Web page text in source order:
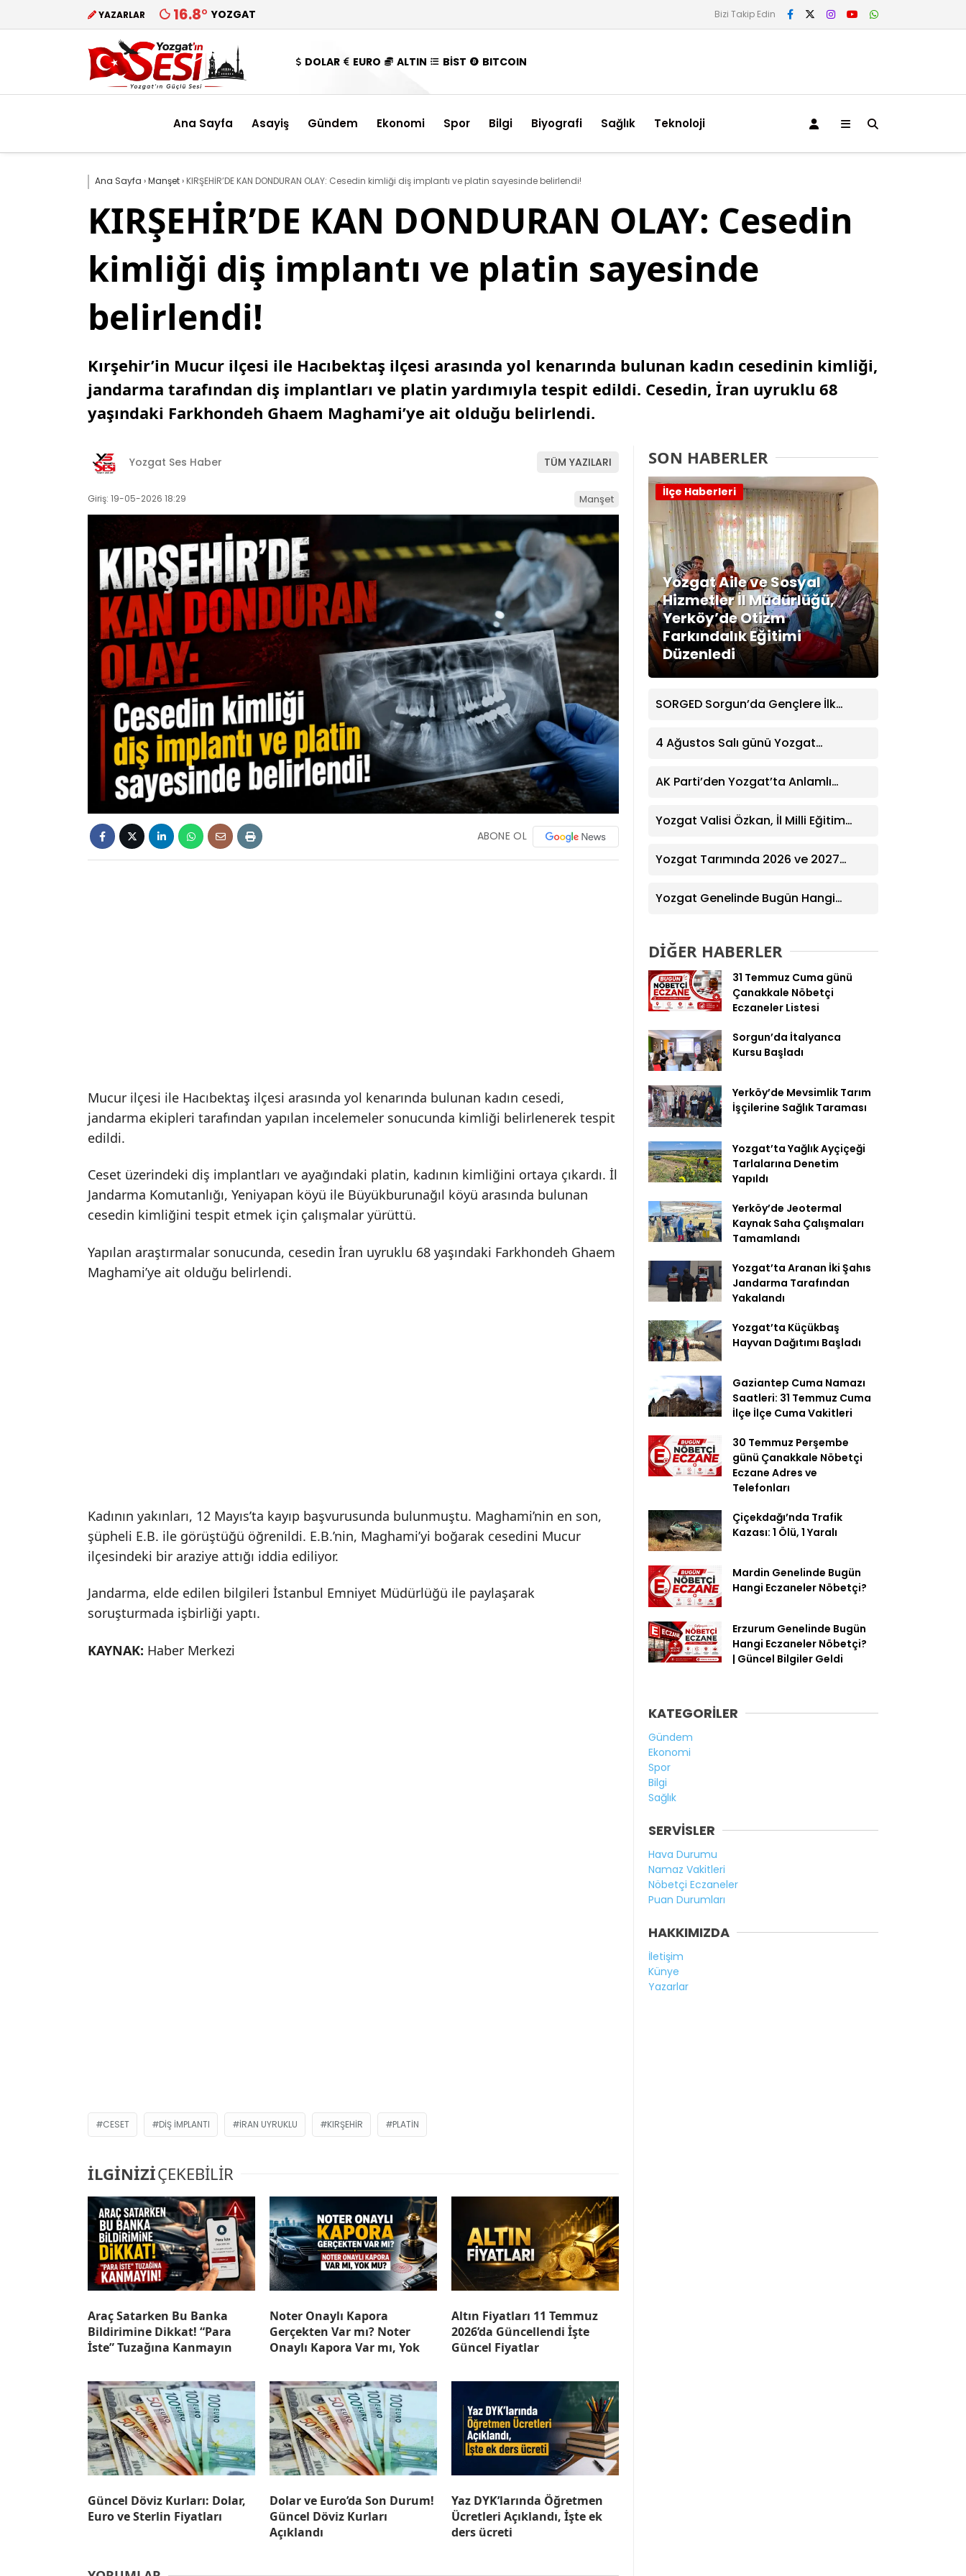
YAZARLAR 16.8° YOZGAT Bizi Takip Edin
DOLAR EURO ALTIN BİST BITCOIN
Ana Sayfa Asayiş Gündem Ekonomi Spor Bilgi Biyografi Sağlık Teknoloji
Ana Sayfa ›Manşet› KIRŞEHİR’DE KAN DONDURAN OLAY: Cesedin kimliği diş implantı ve platin sayesinde belirlendi!
KIRŞEHİR’DE KAN DONDURAN OLAY: Cesedin
kimliği diş implantı ve platin sayesinde
belirlendi!
Kırşehir’in Mucur ilçesi ile Hacıbektaş ilçesi arasında yol kenarında bulunan kadın cesedinin kimliği,
jandarma tarafından diş implantları ve platin yardımıyla tespit edildi. Cesedin, İran uyruklu 68
yaşındaki Farkhondeh Ghaem Maghami’ye ait olduğu belirlendi.
Yozgat Ses Haber TÜM YAZILARI
Giriş: 19-05-2026 18:29 Manşet
ABONE OL
Mucur ilçesi ile Hacıbektaş ilçesi arasında yol kenarında bulunan kadın cesedi,
jandarma ekipleri tarafından yapılan incelemeler sonucunda kimliği belirlenerek tespit
edildi.
Ceset üzerindeki diş implantları ve ayağındaki platin, kadının kimliğini ortaya çıkardı. İl
Jandarma Komutanlığı, Yeniyapan köyü ile Büyükburunağıl köyü arasında bulunan
cesedin kimliğini tespit etmek için çalışmalar yürüttü.
Yapılan araştırmalar sonucunda, cesedin İran uyruklu 68 yaşındaki Farkhondeh Ghaem
Maghami’ye ait olduğu belirlendi.
Kadının yakınları, 12 Mayıs’ta kayıp başvurusunda bulunmuştu. Maghami’nin en son,
şüpheli E.B. ile görüştüğü öğrenildi. E.B.’nin, Maghami’yi boğarak cesedini Mucur
ilçesindeki bir araziye attığı iddia ediliyor.
Jandarma, elde edilen bilgileri İstanbul Emniyet Müdürlüğü ile paylaşarak
soruşturmada işbirliği yaptı.
KAYNAK: Haber Merkezi
CESET DIŞ IMPLANTI İRAN UYRUKLU KIRŞEHIR PLATIN
İLGİNİZİÇEKEBİLİR
Araç Satarken Bu Banka
Bildirimine Dikkat! “Para
İste” Tuzağına Kanmayın
Noter Onaylı Kapora
Gerçekten Var mı? Noter
Onaylı Kapora Var mı, Yok
Altın Fiyatları 11 Temmuz
2026’da Güncellendi İşte
Güncel Fiyatlar
Güncel Döviz Kurları: Dolar,
Euro ve Sterlin Fiyatları
Dolar ve Euro’da Son Durum!
Güncel Döviz Kurları
Açıklandı
Yaz DYK’larında Öğretmen
Ücretleri Açıklandı, İşte ek
ders ücreti
SON HABERLER
Yozgat Aile ve Sosyal
Hizmetler İl Müdürlüğü,
Yerköy’de Otizm
Farkındalık Eğitimi
Düzenledi
İlçe Haberleri
SORGED Sorgun’da Gençlere İlk
4 Ağustos Salı günü Yozgat
Eczane
AK Parti’den Yozgat’ta Anlamlı
Dernek Üyeleriyle Buluştu
Yozgat Valisi Özkan, İl Milli Eğitim
Yozgat Tarımında 2026 ve 2027
Yozgat Genelinde Bugün Hangi
DİĞER HABERLER
31 Temmuz Cuma günü
Çanakkale Nöbetçi
Eczaneler Listesi
Sorgun’da İtalyanca
Kursu Başladı
Yerköy’de Mevsimlik Tarım
İşçilerine Sağlık Taraması
Yozgat’ta Yağlık Ayçiçeği
Tarlalarına Denetim
Yapıldı
Yerköy’de Jeotermal
Kaynak Saha Çalışmaları
Tamamlandı
Yozgat’ta Aranan İki Şahıs
Jandarma Tarafından
Yakalandı
Yozgat’ta Küçükbaş
Hayvan Dağıtımı Başladı
Gaziantep Cuma Namazı
Saatleri: 31 Temmuz Cuma
İlçe İlçe Cuma Vakitleri
30 Temmuz Perşembe
günü Çanakkale Nöbetçi
Eczane Adres ve
Telefonları
Çiçekdağı’nda Trafik
Kazası: 1 Ölü, 1 Yaralı
Mardin Genelinde Bugün
Hangi Eczaneler Nöbetçi?
Erzurum Genelinde Bugün
Hangi Eczaneler Nöbetçi?
| Güncel Bilgiler Geldi
KATEGORİLER
Gündem
Ekonomi
Spor
Bilgi
Sağlık
SERVİSLER
Hava Durumu
Namaz Vakitleri
Nöbetçi Eczaneler
Puan Durumları
HAKKIMIZDA
İletişim
Künye
Yazarlar